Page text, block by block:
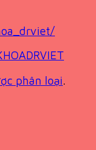
phân loại.